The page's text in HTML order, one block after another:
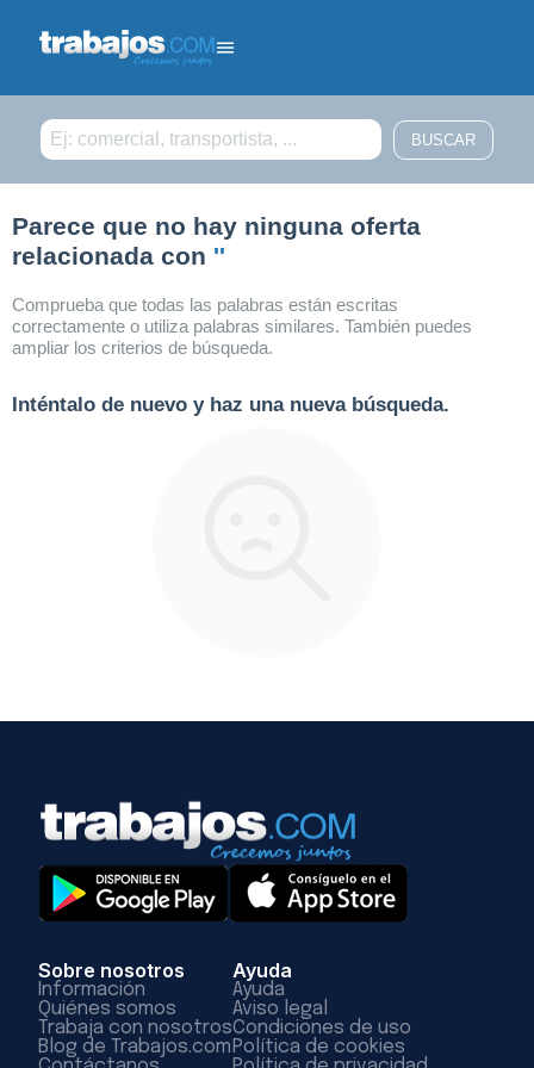
Parece que no hay ninguna oferta
relacionada con ''
Comprueba que todas las palabras están escritas
correctamente o utiliza palabras similares. También puedes
ampliar los criterios de búsqueda.
Inténtalo de nuevo y haz una nueva búsqueda.
Sobre nosotros
Información
Quiénes somos
Trabaja con nosotros
Blog de Trabajos.com
Ayuda
Ayuda
Aviso legal
Condiciones de uso
Política de cookies